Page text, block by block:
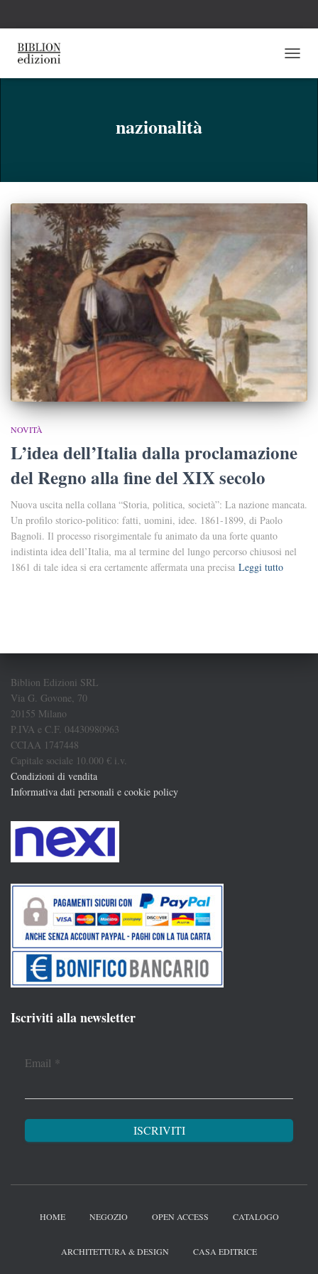
nazionalità
NOVITÀ
L’idea dell’Italia dalla proclamazione
del Regno alla fine del XIX secolo
Nuova uscita nella collana “Storia, politica, società”: La nazione mancata.
Un profilo storico-politico: fatti, uomini, idee. 1861-1899, di Paolo
Bagnoli. Il processo risorgimentale fu animato da una forte quanto
indistinta idea dell’Italia, ma al termine del lungo percorso chiusosi nel
1861 di tale idea si era certamente affermata una precisa Leggi tutto
Biblion Edizioni SRL
Via G. Govone, 70
20155 Milano
P.IVA e C.F. 04430980963
CCIAA 1747448
Capitale sociale 10.000 € i.v.
Condizioni di vendita
Informativa dati personali e cookie policy
Iscriviti alla newsletter
Email *
HOME NEGOZIO OPEN ACCESS CATALOGO
ARCHITETTURA & DESIGN CASA EDITRICE